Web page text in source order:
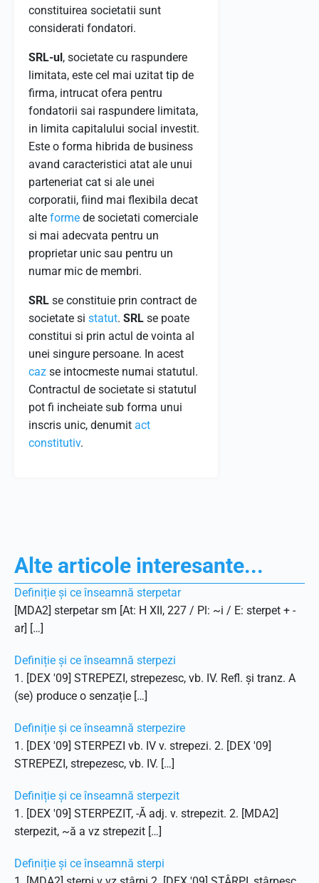
constituirea societatii sunt
considerati fondatori.
SRL-ul, societate cu raspundere
limitata, este cel mai uzitat tip de
firma, intrucat ofera pentru
fondatorii sai raspundere limitata,
in limita capitalului social investit.
Este o forma hibrida de business
avand caracteristici atat ale unui
parteneriat cat si ale unei
corporatii, fiind mai flexibila decat
alte forme de societati comerciale
si mai adecvata pentru un
proprietar unic sau pentru un
numar mic de membri.
SRL se constituie prin contract de
societate si statut. SRL se poate
constitui si prin actul de vointa al
unei singure persoane. In acest
caz se intocmeste numai statutul.
Contractul de societate si statutul
pot fi incheiate sub forma unui
inscris unic, denumit act
constitutiv.
Alte articole interesante...
Definiție și ce înseamnă sterpetar
[MDA2] sterpetar sm [At: H XII, 227 / Pl: ~i / E: sterpet + -
ar] […]
Definiție și ce înseamnă sterpezi
1. [DEX '09] STREPEZI, strepezesc, vb. IV. Refl. și tranz. A
(se) produce o senzație […]
Definiție și ce înseamnă sterpezire
1. [DEX '09] STERPEZI vb. IV v. strepezi. 2. [DEX '09]
STREPEZI, strepezesc, vb. IV. […]
Definiție și ce înseamnă sterpezit
1. [DEX '09] STERPEZIT, -Ă adj. v. strepezit. 2. [MDA2]
sterpezit, ~ă a vz strepezit […]
Definiție și ce înseamnă sterpi